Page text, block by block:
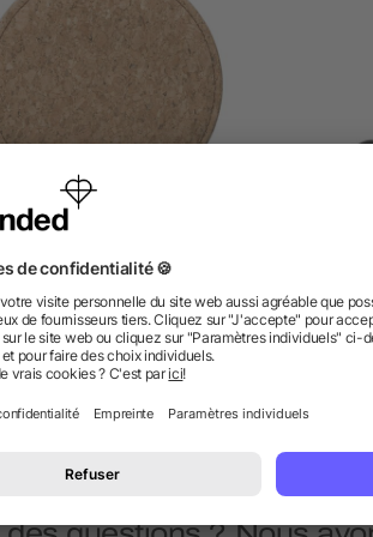
à vin dans un écrin en liège
dès 3,29 €